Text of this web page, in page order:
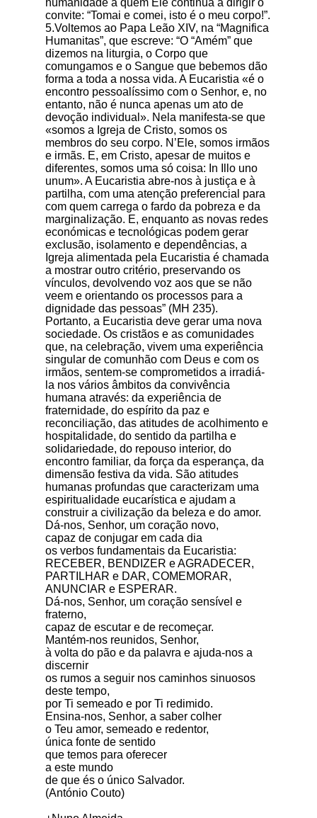
convite: “Tomai e comei, isto é o meu corpo!”.
5.Voltemos ao Papa Leão XIV, na “Magnifica
Humanitas”, que escreve: “O “Amém” que
dizemos na liturgia, o Corpo que
comungamos e o Sangue que bebemos dão
forma a toda a nossa vida. A Eucaristia «é o
encontro pessoalíssimo com o Senhor, e, no
entanto, não é nunca apenas um ato de
devoção individual». Nela manifesta-se que
«somos a Igreja de Cristo, somos os
membros do seu corpo. N’Ele, somos irmãos
e irmãs. E, em Cristo, apesar de muitos e
diferentes, somos uma só coisa: In Illo uno
unum». A Eucaristia abre-nos à justiça e à
partilha, com uma atenção preferencial para
com quem carrega o fardo da pobreza e da
marginalização. E, enquanto as novas redes
económicas e tecnológicas podem gerar
exclusão, isolamento e dependências, a
Igreja alimentada pela Eucaristia é chamada
a mostrar outro critério, preservando os
vínculos, devolvendo voz aos que se não
veem e orientando os processos para a
dignidade das pessoas” (MH 235).
Portanto, a Eucaristia deve gerar uma nova
sociedade. Os cristãos e as comunidades
que, na celebração, vivem uma experiência
singular de comunhão com Deus e com os
irmãos, sentem-se comprometidos a irradiá-
la nos vários âmbitos da convivência
humana através: da experiência de
fraternidade, do espírito da paz e
reconciliação, das atitudes de acolhimento e
hospitalidade, do sentido da partilha e
solidariedade, do repouso interior, do
encontro familiar, da força da esperança, da
dimensão festiva da vida. São atitudes
humanas profundas que caracterizam uma
espiritualidade eucarística e ajudam a
construir a civilização da beleza e do amor.
Dá-nos, Senhor, um coração novo,
capaz de conjugar em cada dia
os verbos fundamentais da Eucaristia:
RECEBER, BENDIZER e AGRADECER,
PARTILHAR e DAR, COMEMORAR,
ANUNCIAR e ESPERAR.
Dá-nos, Senhor, um coração sensível e
fraterno,
capaz de escutar e de recomeçar.
Mantém-nos reunidos, Senhor,
à volta do pão e da palavra e ajuda-nos a
discernir
os rumos a seguir nos caminhos sinuosos
deste tempo,
por Ti semeado e por Ti redimido.
Ensina-nos, Senhor, a saber colher
o Teu amor, semeado e redentor,
única fonte de sentido
que temos para oferecer
a este mundo
de que és o único Salvador.
(António Couto)